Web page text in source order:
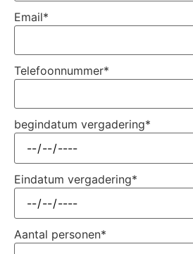
Email*
Telefoonnummer*
begindatum vergadering*
Eindatum vergadering*
Aantal personen*